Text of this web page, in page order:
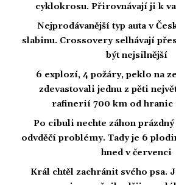
cyklokrosu. Přirovnávají ji k
Nejprodávanější typ auta v
slabinu. Crossovery selhávají
být nejsilnější
6 explozí, 4 požáry, peklo na
zdevastovali jednu z pěti
rafinerií 700 km od hranic
Po cibuli nechte záhon prázdný
odvděčí problémy. Tady je 6
hned v červenci
Král chtěl zachránit svého psa.